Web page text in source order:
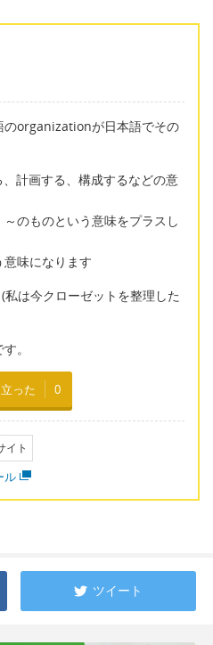
のorganizationが日本語でその
計画する、構成するなどの意
のものという意味をプラスし
味になります
は今クローゼットを整理した
。
った 0
イト
ル
ツイート